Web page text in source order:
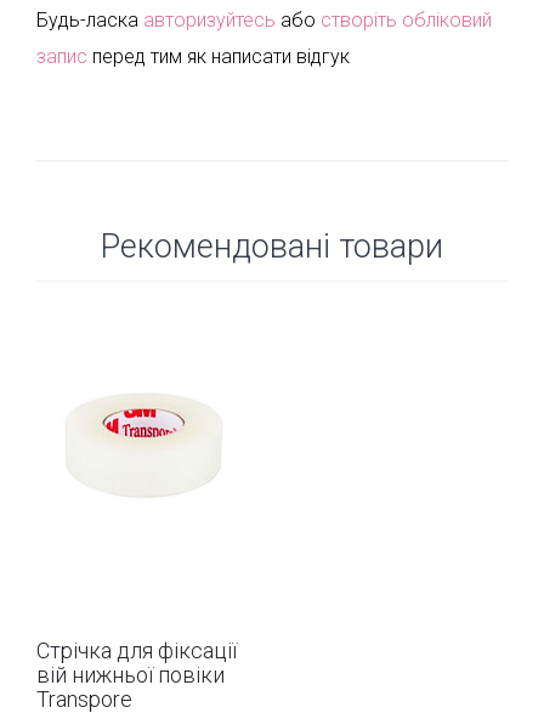
Будь-ласка авторизуйтесь або створіть обліковий
запис перед тим як написати відгук
Рекомендовані товари
Стрічка для фіксації
вій нижньої повіки
Transpore